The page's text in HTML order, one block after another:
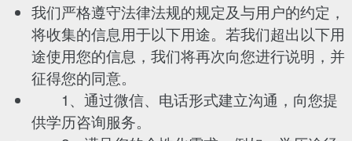
我们严格遵守法律法规的规定及与用户的约定，
将收集的信息用于以下用途。若我们超出以下用
途使用您的信息，我们将再次向您进行说明，并
征得您的同意。
1、通过微信、电话形式建立沟通，向您提
供学历咨询服务。